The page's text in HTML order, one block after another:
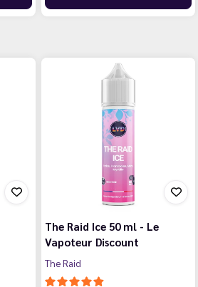
The Raid Ice 50 ml - Le
Vapoteur Discount
The Raid